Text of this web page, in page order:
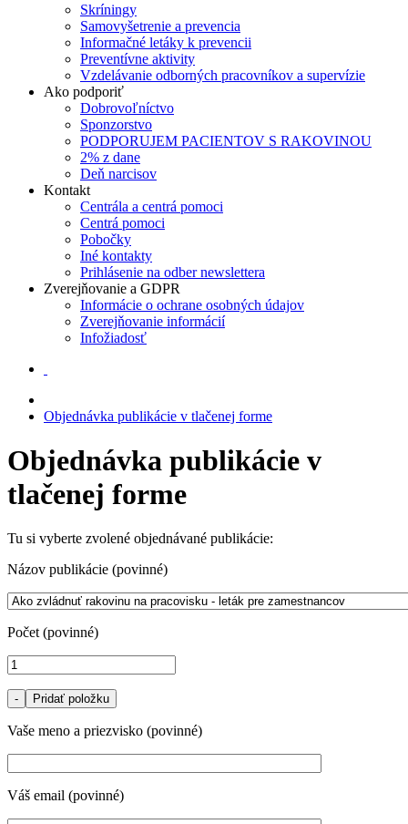
Skríningy
Samovyšetrenie a prevencia
Informačné letáky k prevencii
Preventívne aktivity
Vzdelávanie odborných pracovníkov a supervízie
Ako podporiť
Dobrovoľníctvo
Sponzorstvo
PODPORUJEM PACIENTOV S RAKOVINOU
2% z dane
Deň narcisov
Kontakt
Centrála a centrá pomoci
Centrá pomoci
Pobočky
Iné kontakty
Prihlásenie na odber newslettera
Zverejňovanie a GDPR
Informácie o ochrane osobných údajov
Zverejňovanie informácií
Infožiadosť
Objednávka publikácie v tlačenej forme
Objednávka publikácie v
tlačenej forme
Tu si vyberte zvolené objednávané publikácie:
Názov publikácie (povinné)
Počet (povinné)
- Pridať položku
Vaše meno a priezvisko (povinné)
Váš email (povinné)